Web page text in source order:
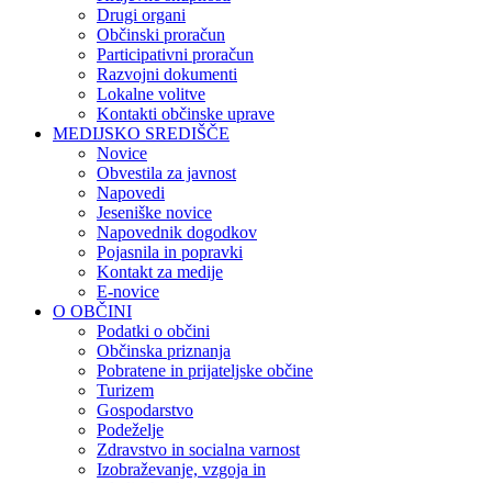
Drugi organi
Občinski proračun
Participativni proračun
Razvojni dokumenti
Lokalne volitve
Kontakti občinske uprave
MEDIJSKO SREDIŠČE
Novice
Obvestila za javnost
Napovedi
Jeseniške novice
Napovednik dogodkov
Pojasnila in popravki
Kontakt za medije
E-novice
O OBČINI
Podatki o občini
Občinska priznanja
Pobratene in prijateljske občine
Turizem
Gospodarstvo
Podeželje
Zdravstvo in socialna varnost
Izobraževanje, vzgoja in